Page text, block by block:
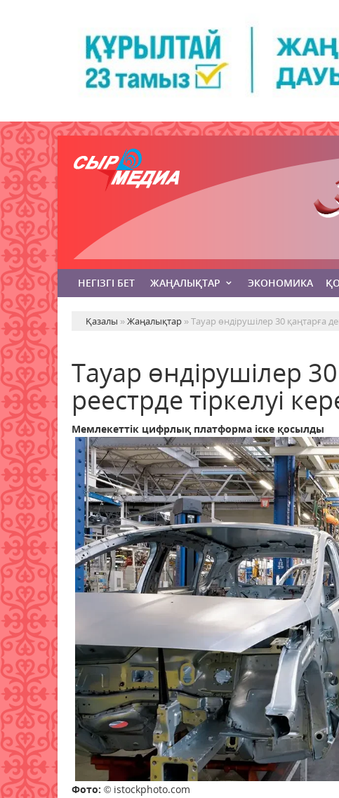
НЕГІЗГІ БЕТ ЖАҢАЛЫҚТАР ЭКОНОМИКА
Қазалы »Жаңалықтар » Тауар өндірушілер 30 қаңтарға
Тауар өндірушілер
реестрде тіркелуі
Мемлекеттік цифрлық платформа іске қосылды
Фото: © istockphoto.com